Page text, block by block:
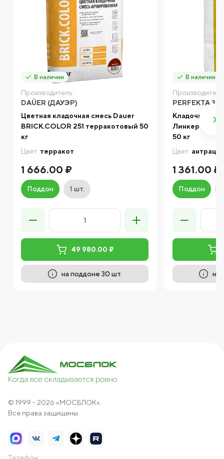
В наличии
Производитель:
DAÜER (ДАУЭР)
Цветная кладочная смесь Dauer
BRICK.COLOR 251 терракотовый 50
кг
Цвет: терракот
1 666.00 ₽
Поддон 1 шт.
49 980.00 ₽
на поддоне 30 шт.
В наличии
PERFEKTA
Кладочный
Линкер
50 кг
Цвет:
1 361.00 ₽
Поддон
на
© 1999 - 2026 «МОСБЛОК».
Все права защищены.